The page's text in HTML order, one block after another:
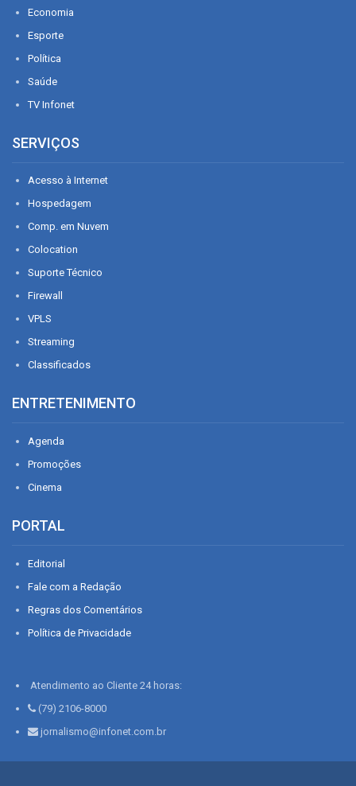
Economia
Esporte
Política
Saúde
TV Infonet
SERVIÇOS
Acesso à Internet
Hospedagem
Comp. em Nuvem
Colocation
Suporte Técnico
Firewall
VPLS
Streaming
Classificados
ENTRETENIMENTO
Agenda
Promoções
Cinema
PORTAL
Editorial
Fale com a Redação
Regras dos Comentários
Política de Privacidade
Atendimento ao Cliente 24 horas:
(79) 2106-8000
jornalismo@infonet.com.br